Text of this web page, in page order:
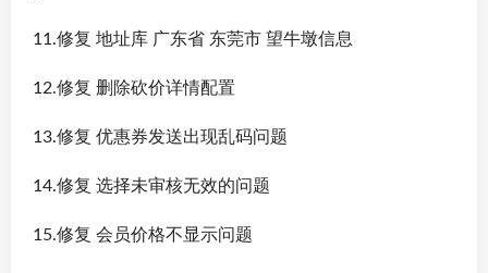
11.修复 地址库 广东省 东莞市 望牛墩信息
12.修复 删除砍价详情配置
13.修复 优惠券发送出现乱码问题
14.修复 选择未审核无效的问题
15.修复 会员价格不显示问题